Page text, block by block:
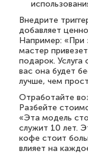
Внедрите
добавляет
Например: «При
мастер
подарок. Услуга
вас она будет
лучше, чем
Отработайте
Разбейте
«Эта модель
служит 10 лет.
кофе стоит
влияет на